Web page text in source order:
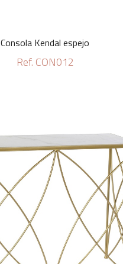
Consola Kendal espejo
Ref. CON012